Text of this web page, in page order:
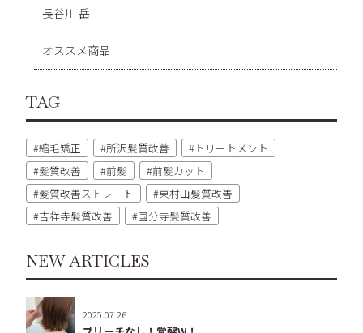
長谷川 岳
オススメ商品
TAG
縮毛矯正 所沢髪質改善
トリートメント
髪質改善
前髪
前髪カット
髪質改善ストレート
東村山髪質改善
吉祥寺髪質改善
国分寺髪質改善
NEW ARTICLES
2025.07.26